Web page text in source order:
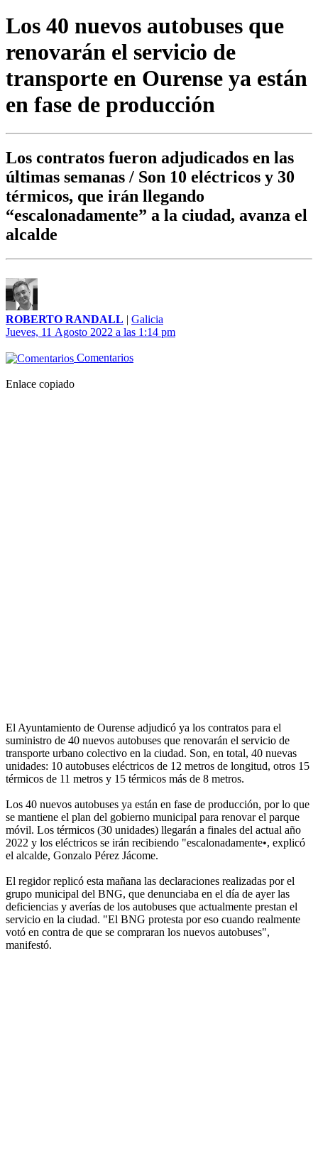
Los 40 nuevos autobuses que
renovarán el servicio de
transporte en Ourense ya están
en fase de producción
Los contratos fueron adjudicados en las
últimas semanas / Son 10 eléctricos y 30
térmicos, que irán llegando
“escalonadamente” a la ciudad, avanza el
alcalde
ROBERTO RANDALL | Galicia
Jueves, 11 Agosto 2022 a las 1:14 pm
Comentarios
Enlace copiado
El Ayuntamiento de Ourense adjudicó ya los contratos para el
suministro de 40 nuevos autobuses que renovarán el servicio de
transporte urbano colectivo en la ciudad. Son, en total, 40 nuevas
unidades: 10 autobuses eléctricos de 12 metros de longitud, otros 15
térmicos de 11 metros y 15 térmicos más de 8 metros.
Los 40 nuevos autobuses ya están en fase de producción, por lo que
se mantiene el plan del gobierno municipal para renovar el parque
móvil. Los térmicos (30 unidades) llegarán a finales del actual año
2022 y los eléctricos se irán recibiendo "escalonadamente•, explicó
el alcalde, Gonzalo Pérez Jácome.
El regidor replicó esta mañana las declaraciones realizadas por el
grupo municipal del BNG, que denunciaba en el día de ayer las
deficiencias y averías de los autobuses que actualmente prestan el
servicio en la ciudad. "El BNG protesta por eso cuando realmente
votó en contra de que se compraran los nuevos autobuses",
manifestó.